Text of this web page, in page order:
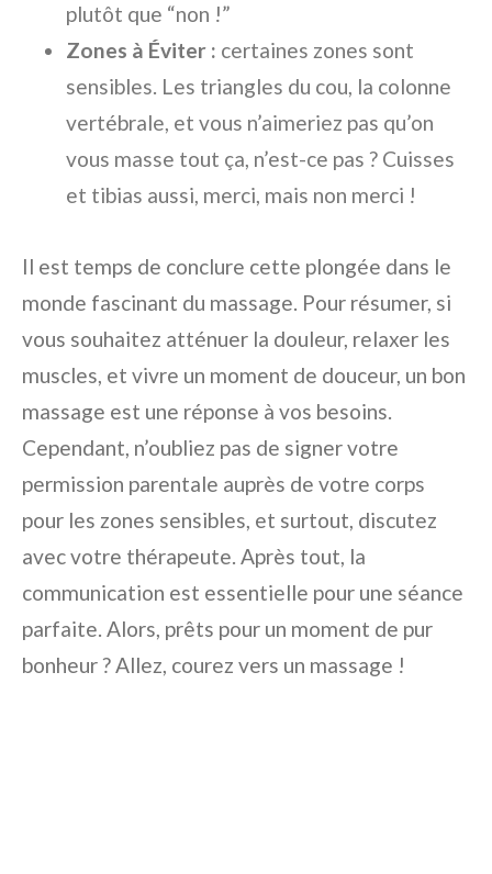
plutôt que “non !”
Zones à Éviter : certaines zones sont
sensibles. Les triangles du cou, la colonne
vertébrale, et vous n’aimeriez pas qu’on
vous masse tout ça, n’est-ce pas ? Cuisses
et tibias aussi, merci, mais non merci !
Il est temps de conclure cette plongée dans le
monde fascinant du massage. Pour résumer, si
vous souhaitez atténuer la douleur, relaxer les
muscles, et vivre un moment de douceur, un bon
massage est une réponse à vos besoins.
Cependant, n’oubliez pas de signer votre
permission parentale auprès de votre corps
pour les zones sensibles, et surtout, discutez
avec votre thérapeute. Après tout, la
communication est essentielle pour une séance
parfaite. Alors, prêts pour un moment de pur
bonheur ? Allez, courez vers un massage !